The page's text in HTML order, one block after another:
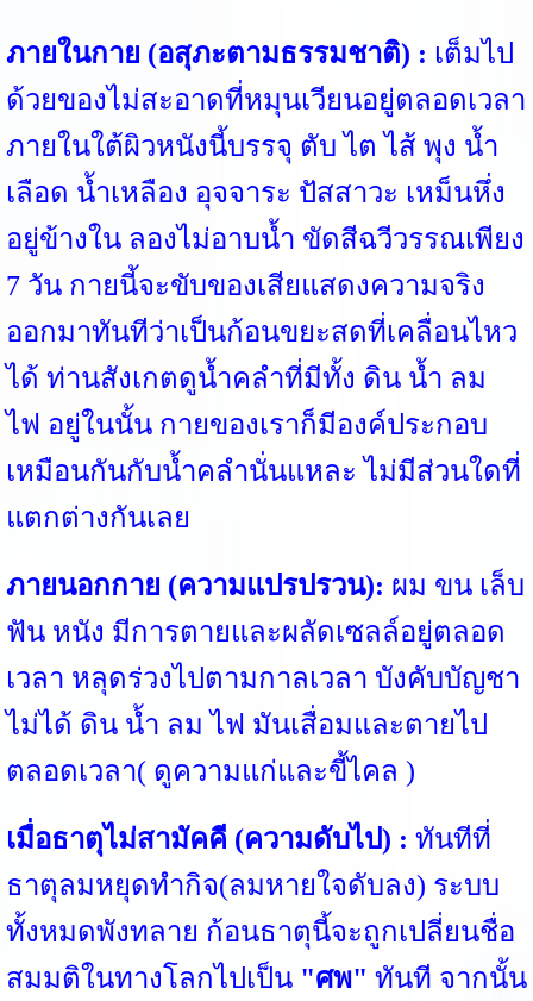
ภายในกาย (อสุภะตามธรรมชาติ) : เต็มไป
ด้วยของไม่สะอาดที่หมุนเวียนอยู่ตลอดเวลา
ภายในใต้ผิวหนังนี้บรรจุ ตับ ไต ไส้ พุง น้ำ
เลือด น้ำเหลือง อุจจาระ ปัสสาวะ เหม็นหึ่ง
อยู่ข้างใน ลองไม่อาบน้ำ ขัดสีฉวีวรรณเพียง
7 วัน กายนี้จะขับของเสียแสดงความจริง
ออกมาทันทีว่าเป็นก้อนขยะสดที่เคลื่อนไหว
ได้ ท่านสังเกตดูน้ำคลำที่มีทั้ง ดิน น้ำ ลม
ไฟ อยู่ในนั้น กายของเราก็มีองค์ประกอบ
เหมือนกันกับน้ำคลำนั่นแหละ ไม่มีส่วนใดที่
แตกต่างกันเลย
ภายนอกกาย (ความแปรปรวน): ผม ขน เล็บ
ฟัน หนัง มีการตายและผลัดเซลล์อยู่ตลอด
เวลา หลุดร่วงไปตามกาลเวลา บังคับบัญชา
ไม่ได้ ดิน น้ำ ลม ไฟ มันเสื่อมและตายไป
ตลอดเวลา( ดูความแก่และขี้ไคล )
เมื่อธาตุไม่สามัคคี (ความดับไป) : ทันทีที่
ธาตุลมหยุดทำกิจ(ลมหายใจดับลง) ระบบ
ทั้งหมดพังทลาย ก้อนธาตุนี้จะถูกเปลี่ยนชื่อ
สมมติในทางโลกไปเป็น "ศพ" ทันที จากนั้น